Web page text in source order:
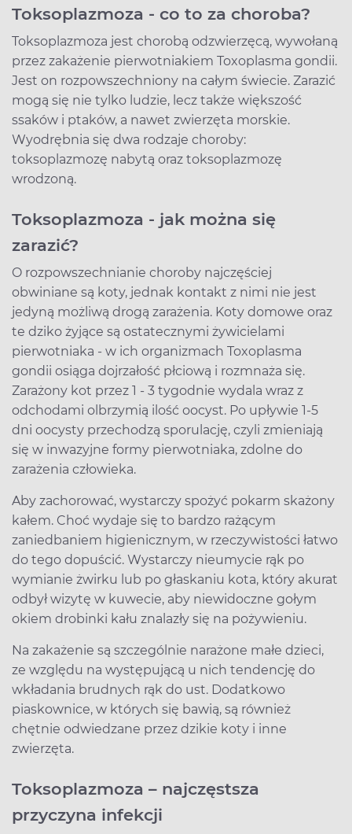
Toksoplazmoza - co to za choroba?
Toksoplazmoza jest chorobą odzwierzęcą, wywołaną
przez zakażenie pierwotniakiem Toxoplasma gondii.
Jest on rozpowszechniony na całym świecie. Zarazić
mogą się nie tylko ludzie, lecz także większość
ssaków i ptaków, a nawet zwierzęta morskie.
Wyodrębnia się dwa rodzaje choroby:
toksoplazmozę nabytą oraz toksoplazmozę
wrodzoną.
Toksoplazmoza - jak można się
zarazić?
O rozpowszechnianie choroby najczęściej
obwiniane są koty, jednak kontakt z nimi nie jest
jedyną możliwą drogą zarażenia. Koty domowe oraz
te dziko żyjące są ostatecznymi żywicielami
pierwotniaka - w ich organizmach Toxoplasma
gondii osiąga dojrzałość płciową i rozmnaża się.
Zarażony kot przez 1 - 3 tygodnie wydala wraz z
odchodami olbrzymią ilość oocyst. Po upływie 1-5
dni oocysty przechodzą sporulację, czyli zmieniają
się w inwazyjne formy pierwotniaka, zdolne do
zarażenia człowieka.
Aby zachorować, wystarczy spożyć pokarm skażony
kałem. Choć wydaje się to bardzo rażącym
zaniedbaniem higienicznym, w rzeczywistości łatwo
do tego dopuścić. Wystarczy nieumycie rąk po
wymianie żwirku lub po głaskaniu kota, który akurat
odbył wizytę w kuwecie, aby niewidoczne gołym
okiem drobinki kału znalazły się na pożywieniu.
Na zakażenie są szczególnie narażone małe dzieci,
ze względu na występującą u nich tendencję do
wkładania brudnych rąk do ust. Dodatkowo
piaskownice, w których się bawią, są również
chętnie odwiedzane przez dzikie koty i inne
zwierzęta.
Toksoplazmoza – najczęstsza
przyczyna infekcji